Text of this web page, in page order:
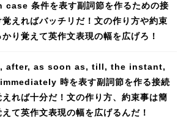
条件を表す副詞節を作るための接
えればバッチリだ！文の作り方や約束
り覚えて英作文表現の幅を広げろ！
after, as soon as, till, the instant,
時を表す副詞節を作る接続
れば十分だ！文の作り方、約束事は簡
て英作文表現の幅を広げるんだ！